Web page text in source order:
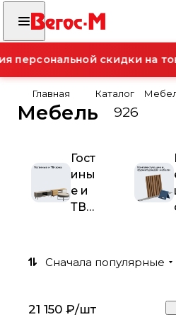
персональной скидки на
Главная Каталог
Мебель 926
Гост
ины
е и
ТВ-
Сначала популярные
21 150 ₽/шт